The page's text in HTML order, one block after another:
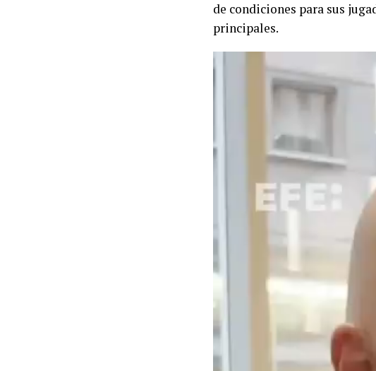
de condiciones para sus
principales.